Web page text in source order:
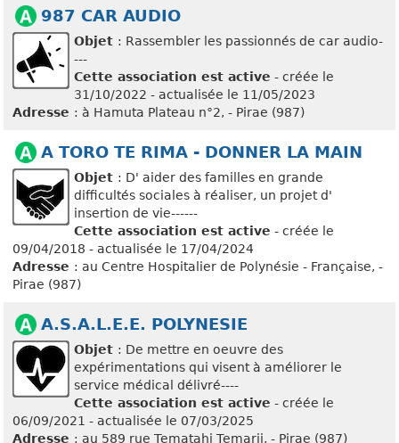
987 CAR AUDIO
Objet : Rassembler les passionnés de car audio-
---
Cette association est active - créée le
31/10/2022 - actualisée le 11/05/2023
Adresse : à Hamuta Plateau n°2, - Pirae (987)
A TORO TE RIMA - DONNER LA MAIN
Objet : D' aider des familles en grande
difficultés sociales à réaliser, un projet d'
insertion de vie------
Cette association est active - créée le
09/04/2018 - actualisée le 17/04/2024
Adresse : au Centre Hospitalier de Polynésie - Française, -
Pirae (987)
A.S.A.L.E.E. POLYNESIE
Objet : De mettre en oeuvre des
expérimentations qui visent à améliorer le
service médical délivré----
Cette association est active - créée le
06/09/2021 - actualisée le 07/03/2025
Adresse : au 589 rue Tematahi Temarii, - Pirae (987)